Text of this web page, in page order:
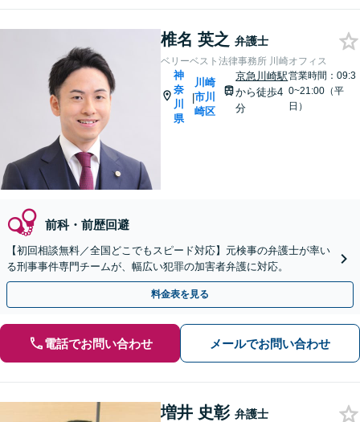
椎名 英之 弁護士
ベリーベスト法律事務所 川崎オフィス
神
奈
川
県
|
川崎
市川
崎区
京急川崎駅
から徒歩4
分
営業時間：09:3
0~21:00（平
日）
前科・前歴回避
【初回相談無料／全国どこでもスピード対応】元検事の弁護士が率い
る刑事事件専門チームが、幅広い犯罪の加害者弁護に対応。
料金表を見る
電話でお問い合わせ メールでお問い合わせ
増井 史彰 弁護士